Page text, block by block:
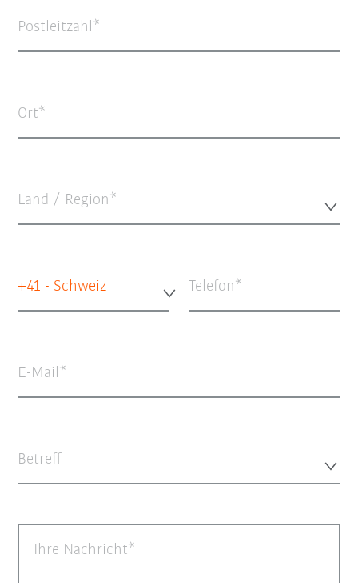
Postleitzahl
Ort
Land / Region*
+41 - Schweiz Telefon
E-Mail
Betreff
Ihre Nachricht